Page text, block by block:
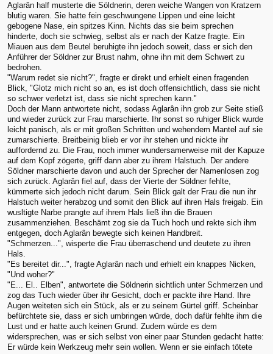
Aglarân half musterte die Söldnerin, deren weiche Wangen von Kratzern
blutig waren. Sie hatte fein geschwungene Lippen und eine leicht
gebogene Nase, ein spitzes Kinn. Nichts das sie beim sprechen
hinderte, doch sie schwieg, selbst als er nach der Katze fragte. Ein
Miauen aus dem Beutel beruhigte ihn jedoch soweit, dass er sich den
Anführer der Söldner zur Brust nahm, ohne ihn mit dem Schwert zu
bedrohen.
"Warum redet sie nicht?", fragte er direkt und erhielt einen fragenden
Blick, "Glotz mich nicht so an, es ist doch offensichtlich, dass sie nicht
so schwer verletzt ist, dass sie nicht sprechen kann."
Doch der Mann antwortete nicht, sodass Aglarân ihn grob zur Seite stieß
und wieder zurück zur Frau marschierte. Ihr sonst so ruhiger Blick wurde
leicht panisch, als er mit großen Schritten und wehendem Mantel auf sie
zumarschierte. Breitbeinig blieb er vor ihr stehen und nickte ihr
auffordernd zu. Die Frau, noch immer wundersamerweise mit der Kapuze
auf dem Kopf zögerte, griff dann aber zu ihrem Halstuch. Der andere
Söldner marschierte davon und auch der Sprecher der Namenlosen zog
sich zurück. Aglarân fiel auf, dass der Vierte der Söldner fehlte,
kümmerte sich jedoch nicht darum. Sein Blick galt der Frau die nun ihr
Halstuch weiter herabzog und somit den Blick auf ihren Hals freigab. Ein
wusltigte Narbe prangte auf ihrem Hals ließ ihn die Brauen
zusammenziehen. Beschämt zog sie da Tuch hoch und rekte sich ihm
entgegen, doch Aglarân bewegte sich keinen Handbreit.
"Schmerzen...", wisperte die Frau überraschend und deutete zu ihren
Hals.
"Es bereitet dir...", fragte Aglarân nach und erhielt ein knappes Nicken,
"Und woher?"
"E... El.. Elben", antwortete die Söldnerin sichtlich unter Schmerzen und
zog das Tuch wieder über ihr Gesicht, doch er packte ihre Hand. Ihre
Augen weiteten sich ein Stück, als er zu seinem Gürtel griff. Scheinbar
befürchtete sie, dass er sich umbringen würde, doch dafür fehlte ihm die
Lust und er hatte auch keinen Grund. Zudem würde es dem
widersprechen, was er sich selbst von einer paar Stunden gedacht hatte:
Er würde kein Werkzeug mehr sein wollen. Wenn er sie einfach tötete